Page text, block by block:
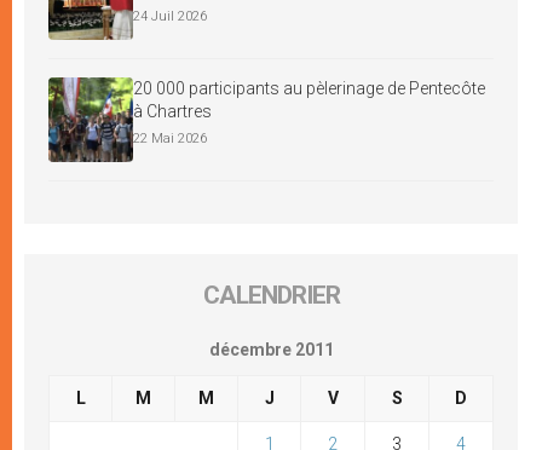
24 Juil 2026
20 000 participants au pèlerinage de Pentecôte
à Chartres
22 Mai 2026
CALENDRIER
décembre 2011
L M M J V S D
1 2 3 4